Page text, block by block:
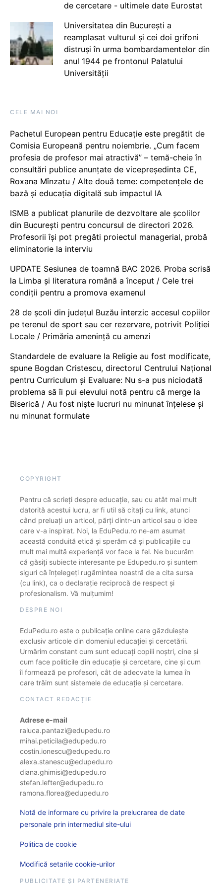
de cercetare - ultimele date Eurostat
Universitatea din București a
reamplasat vulturul și cei doi grifoni
distruși în urma bombardamentelor din
anul 1944 pe frontonul Palatului
Universității
CELE MAI NOI
Pachetul European pentru Educație este pregătit de
Comisia Europeană pentru noiembrie. „Cum facem
profesia de profesor mai atractivă” – temă-cheie în
consultări publice anunțate de vicepreședinta CE,
Roxana Mînzatu / Alte două teme: competențele de
bază și educația digitală sub impactul IA
ISMB a publicat planurile de dezvoltare ale școlilor
din București pentru concursul de directori 2026.
Profesorii își pot pregăti proiectul managerial, probă
eliminatorie la interviu
UPDATE Sesiunea de toamnă BAC 2026. Proba scrisă
la Limba și literatura română a început / Cele trei
condiții pentru a promova examenul
28 de școli din județul Buzău interzic accesul copiilor
pe terenul de sport sau cer rezervare, potrivit Poliției
Locale / Primăria amenință cu amenzi
Standardele de evaluare la Religie au fost modificate,
spune Bogdan Cristescu, directorul Centrului Național
pentru Curriculum și Evaluare: Nu s-a pus niciodată
problema să îi pui elevului notă pentru că merge la
Biserică / Au fost niște lucruri nu minunat înțelese și
nu minunat formulate
COPYRIGHT
Pentru că scrieți despre educație, sau cu atât mai mult
datorită acestui lucru, ar fi util să citați cu link, atunci
când preluați un articol, părți dintr-un articol sau o idee
care v-a inspirat. Noi, la EduPedu.ro ne-am asumat
această conduită etică și sperăm că și publicațiile cu
mult mai multă experiență vor face la fel. Ne bucurăm
că găsiți subiecte interesante pe Edupedu.ro și suntem
siguri că înțelegeți rugămintea noastră de a cita sursa
(cu link), ca o declarație reciprocă de respect și
profesionalism. Vă mulțumim!
DESPRE NOI
EduPedu.ro este o publicație online care găzduiește
exclusiv articole din domeniul educației și cercetării.
Urmărim constant cum sunt educați copiii noștri, cine și
cum face politicile din educație și cercetare, cine și cum
îi formează pe profesori, cât de adecvate la lumea în
care trăim sunt sistemele de educație și cercetare.
CONTACT REDACȚIE
Adrese e-mail
raluca.pantazi@edupedu.ro
mihai.peticila@edupedu.ro
costin.ionescu@edupedu.ro
alexa.stanescu@edupedu.ro
diana.ghimisi@edupedu.ro
stefan.lefter@edupedu.ro
ramona.florea@edupedu.ro
Notă de informare cu privire la prelucrarea de date
personale prin intermediul site-ului
Politica de cookie
Modifică setarile cookie-urilor
PUBLICITATE ȘI PARTENERIATE